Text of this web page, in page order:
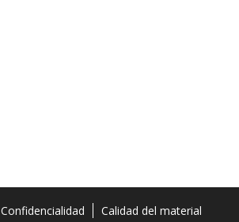
Confidencialidad Calidad del material